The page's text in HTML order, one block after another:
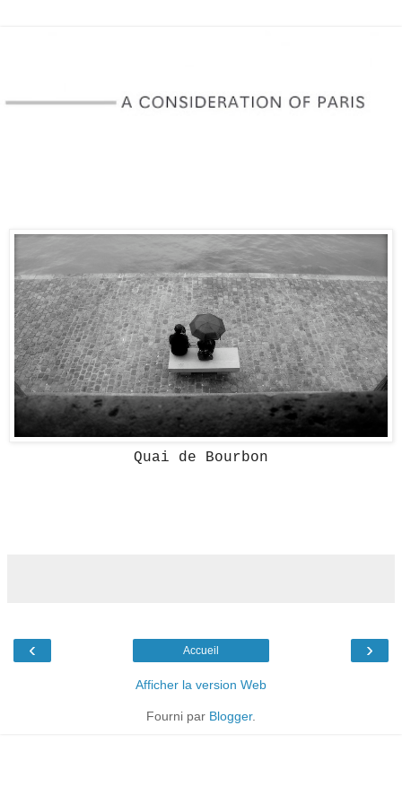
Quai de Bourbon
‹ ›
Accueil
Afficher la version Web
Fourni par Blogger.